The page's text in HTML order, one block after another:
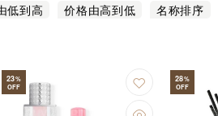
低到高 价格由高到低
名称排序
23%
OFF
28%
OFF